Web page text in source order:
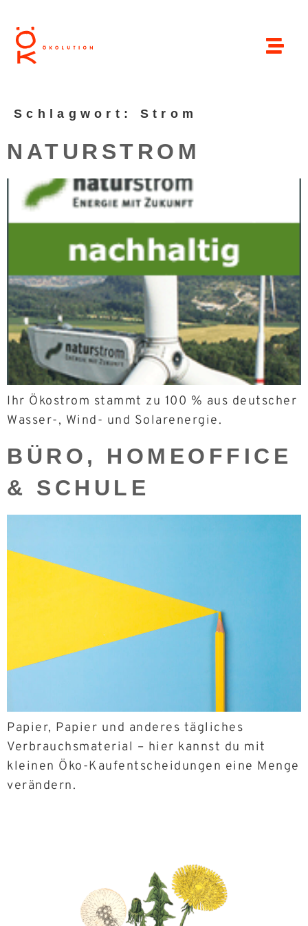
Schlagwort: Strom
NATURSTROM
Ihr Ökostrom stammt zu 100 % aus deutscher
Wasser-, Wind- und Solarenergie.
BÜRO, HOMEOFFICE
& SCHULE
Papier, Papier und anderes tägliches
Verbrauchsmaterial – hier kannst du mit
kleinen Öko-Kaufentscheidungen eine Menge
verändern.